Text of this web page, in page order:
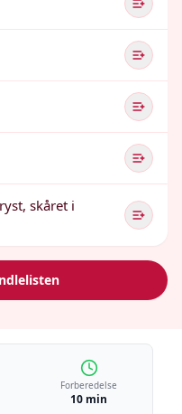
skåret i
Forberedelse
10 min